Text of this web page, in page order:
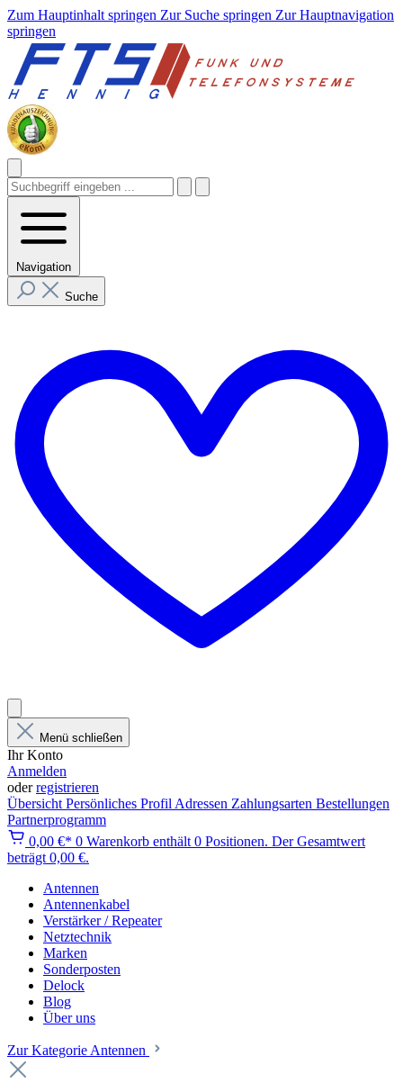
Zum Hauptinhalt springen Zur Suche springen Zur Hauptnavigation
springen
Navigation
Suche
Menü schließen
Ihr Konto
Anmelden
oderregistrieren
Übersicht Persönliches Profil Adressen Zahlungsarten Bestellungen
Partnerprogramm
0,00 €* 0 Warenkorb enthält 0 Positionen. Der Gesamtwert
beträgt 0,00 €.
Antennen
Antennenkabel
Verstärker / Repeater
Netztechnik
Marken
Sonderposten
Delock
Blog
Über uns
Zur Kategorie Antennen